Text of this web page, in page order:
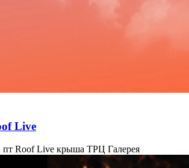
Live
пт Roof Live крыша ТРЦ Галерея